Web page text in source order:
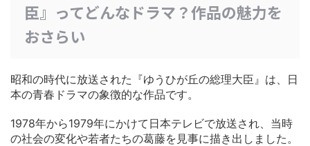
臣』ってどんなドラマ？作品の魅力を
おさらい
昭和の時代に放送された『ゆうひが丘の総理大臣』は、日
本の青春ドラマの象徴的な作品です。
1978年から1979年にかけて日本テレビで放送され、当時
の社会の変化や若者たちの葛藤を見事に描き出しました。